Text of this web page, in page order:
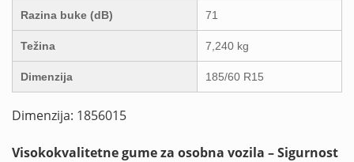
Razina buke (dB) 71
Težina 7,240 kg
Dimenzija 185/60 R15
Dimenzija: 1856015
Visokokvalitetne gume za osobna vozila – Sigurnost